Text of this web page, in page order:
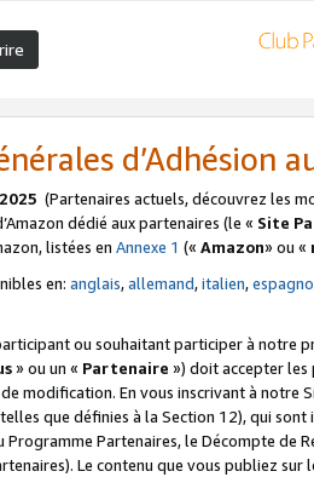
d’Adhésion
(Partenaires actuels, découvrez les
dédié aux partenaires (le « Site
listées en Annexe 1 (« Amazon» ou «
en: anglais,allemand,italien,
ou souhaitant participer à notre
» ou un « Partenaire ») doit accepter les
modification. En vous inscrivant à notre
que définies à la Section 12), qui
Programme Partenaires, le Décompte de
Le contenu que vous publiez